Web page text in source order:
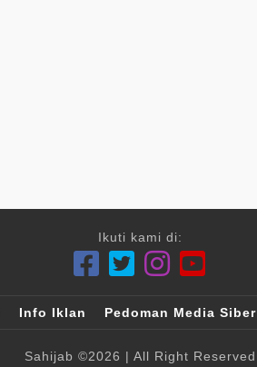
Ikuti kami di:
Info Iklan Pedoman Media Siber
Sahijab ©2026 | All Right Reserved